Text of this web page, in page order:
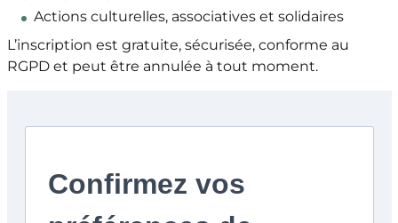
Actions culturelles, associatives et solidaires
L’inscription est gratuite, sécurisée, conforme au
RGPD et peut être annulée à tout moment.